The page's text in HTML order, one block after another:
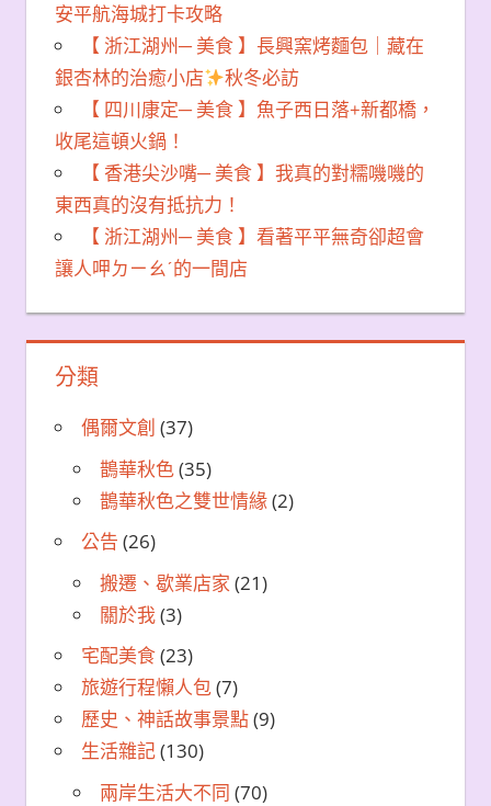
安平航海城打卡攻略
【 浙江湖州─ 美食 】長興窯烤麵包｜藏在
銀杏林的治癒小店
秋冬必訪
【 四川康定─ 美食 】魚子西日落+新都橋，
收尾這頓火鍋！
【 香港尖沙嘴─ 美食 】我真的對糯嘰嘰的
東西真的沒有抵抗力！
【 浙江湖州─ 美食 】看著平平無奇卻超會
讓人呷ㄉㄧㄠˊ的一間店
分類
偶爾文創 (37)
鵲華秋色(35)
鵲華秋色之雙世情緣(2)
公告 (26)
搬遷、歇業店家 (21)
關於我(3)
宅配美食(23)
旅遊行程懶人包(7)
歷史、神話故事景點(9)
生活雜記(130)
兩岸生活大不同 (70)